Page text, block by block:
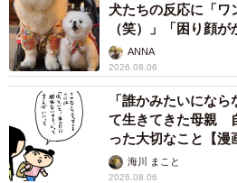
犬たちの反応に「ワ
（笑）」「困り顔が
ANNA
2026.08.06
「誰かみたいにな
て生きてきた母親
った大切なこと【漫
海川 まこと
2026.08.06